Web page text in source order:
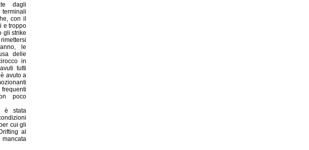
dagli
con il
e troppo
gli strike
le
delle
in
tutti
avuto a
poco
è stata
cui gli
al